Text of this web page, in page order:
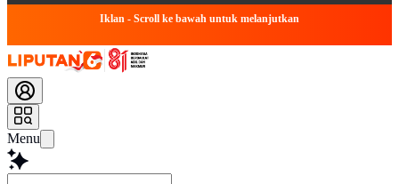
Iklan - Scroll ke bawah untuk melanjutkan
Menu